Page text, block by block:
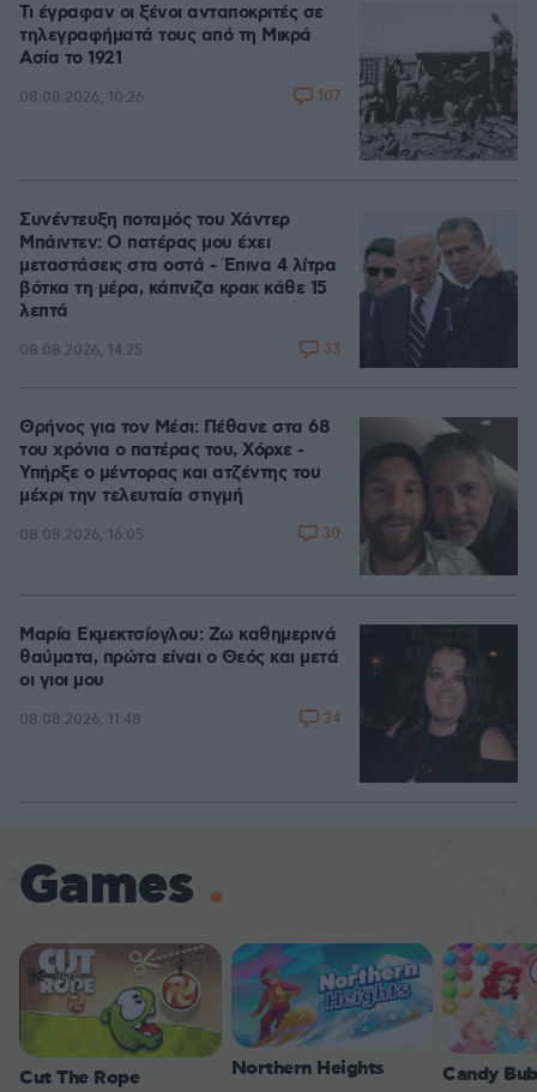
Τι έγραφαν οι ξένοι ανταποκριτές σε
τηλεγραφήματά τους από τη Μικρά
Ασία το 1921
08.08.2026, 10:26 107
Συνέντευξη ποταμός του Χάντερ
Μπάιντεν: Ο πατέρας μου έχει
μεταστάσεις στα οστά - Έπινα 4 λίτρα
βότκα τη μέρα, κάπνιζα κρακ κάθε 15
λεπτά
08.08.2026, 14:25 33
Θρήνος για τον Μέσι: Πέθανε στα 68
του χρόνια ο πατέρας του, Χόρχε -
Υπήρξε ο μέντορας και ατζέντης του
μέχρι την τελευταία στιγμή
08.08.2026, 16:05 30
Μαρία Εκμεκτσίογλου: Ζω καθημερινά
θαύματα, πρώτα είναι ο Θεός και μετά
οι γιοι μου
08.08.2026, 11:48 24
Games
Cut The Rope Northern Heights Candy